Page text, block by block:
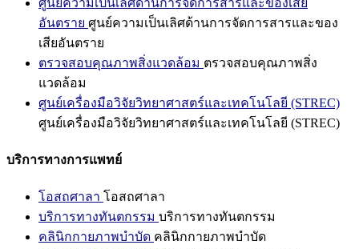
อันตราย ศูนย์ความเป็นเลิศด้านการจัดการสารและของ
เสียอันตราย
ตรวจสอบคุณภาพสิ่งแวดล้อม ตรวจสอบคุณภาพสิ่ง
แวดล้อม
ศูนย์เครื่องมือวิจัยวิทยาศาสตร์และเทคโนโลยี (STREC)
ศูนย์เครื่องมือวิจัยวิทยาศาสตร์และเทคโนโลยี (STREC)
บริการทางการแพทย์
โอสถศาลา โอสถศาลา
บริการทางทันตกรรม บริการทางทันตกรรม
คลินิกกายภาพบำบัด คลินิกกายภาพบำบัด